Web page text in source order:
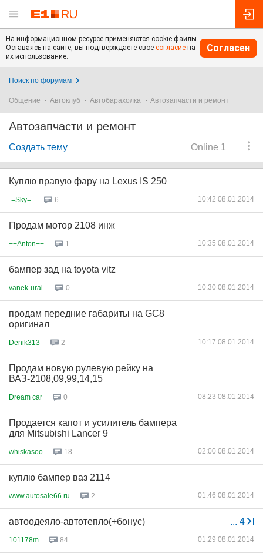
На информационном ресурсе применяются cookie-файлы.
Оставаясь на сайте, вы подтверждаете свое согласие на
их использование.
Согласен
Поиск по форумам
Общение Автоклуб Автобарахолка Автозапчасти и ремонт
Автозапчасти и ремонт
Online 1
Создать тему
Куплю правую фару на Lexus IS 250
-=Sky=- 6 10:42 08.01.2014
Продам мотор 2108 инж
++Anton++ 1 10:35 08.01.2014
бампер зад на toyota vitz
vanek-ural. 0 10:30 08.01.2014
продам передние габариты на GC8
оригинал
Denik313 2 10:17 08.01.2014
Продам новую рулевую рейку на
ВАЗ-2108,09,99,14,15
Dream car 0 08:23 08.01.2014
Продается капот и усилитель бампера
для Mitsubishi Lancer 9
whiskasoo 18 02:00 08.01.2014
куплю бампер ваз 2114
www.autosale66.ru 2 01:46 08.01.2014
... 4
автоодеяло-автотепло(+бонус)
101178m 84 01:29 08.01.2014